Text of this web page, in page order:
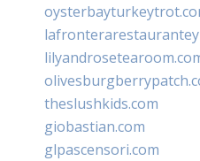
theslushkids.com
giobastian.com
glpascensori.com